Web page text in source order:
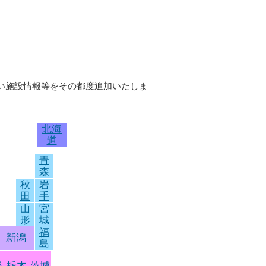
設情報等をその都度追加いたしま
北海
道
青
森
秋
田
岩
手
山
形
宮
城
新潟
福
島